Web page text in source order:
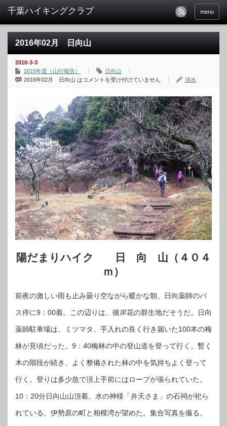
menu
2016年02月 日向山
2016-3-3
2015年度（山行報告）
日向山
2016年02月 日向山 は コメントを受け付けていません 清水
陽だまりハイク 日 向 山（４０４
ｍ）
前夜の激しい雨も止み曇り空ながら暖かな朝、日向薬師のバ
ス停に9：00着。この辺りは、彼岸花の群生地だそうだ。日向
薬師駐車場は、ミツマタ、手入れの良く行き届いた100本の梅
林が見頃だった。9：40梅林の中の登山道を登って行く。暫く
木の階段が続き、よく整備された林の中を気持ちよく登って
行く。登りは多少急で頂上手前にはロープが張られていた。
10：20分日向山山頂着。水の神様「弁天さま」の石祠が祀ら
れている。伊勢原の町と相模湾が望めた。集合写真を撮る。